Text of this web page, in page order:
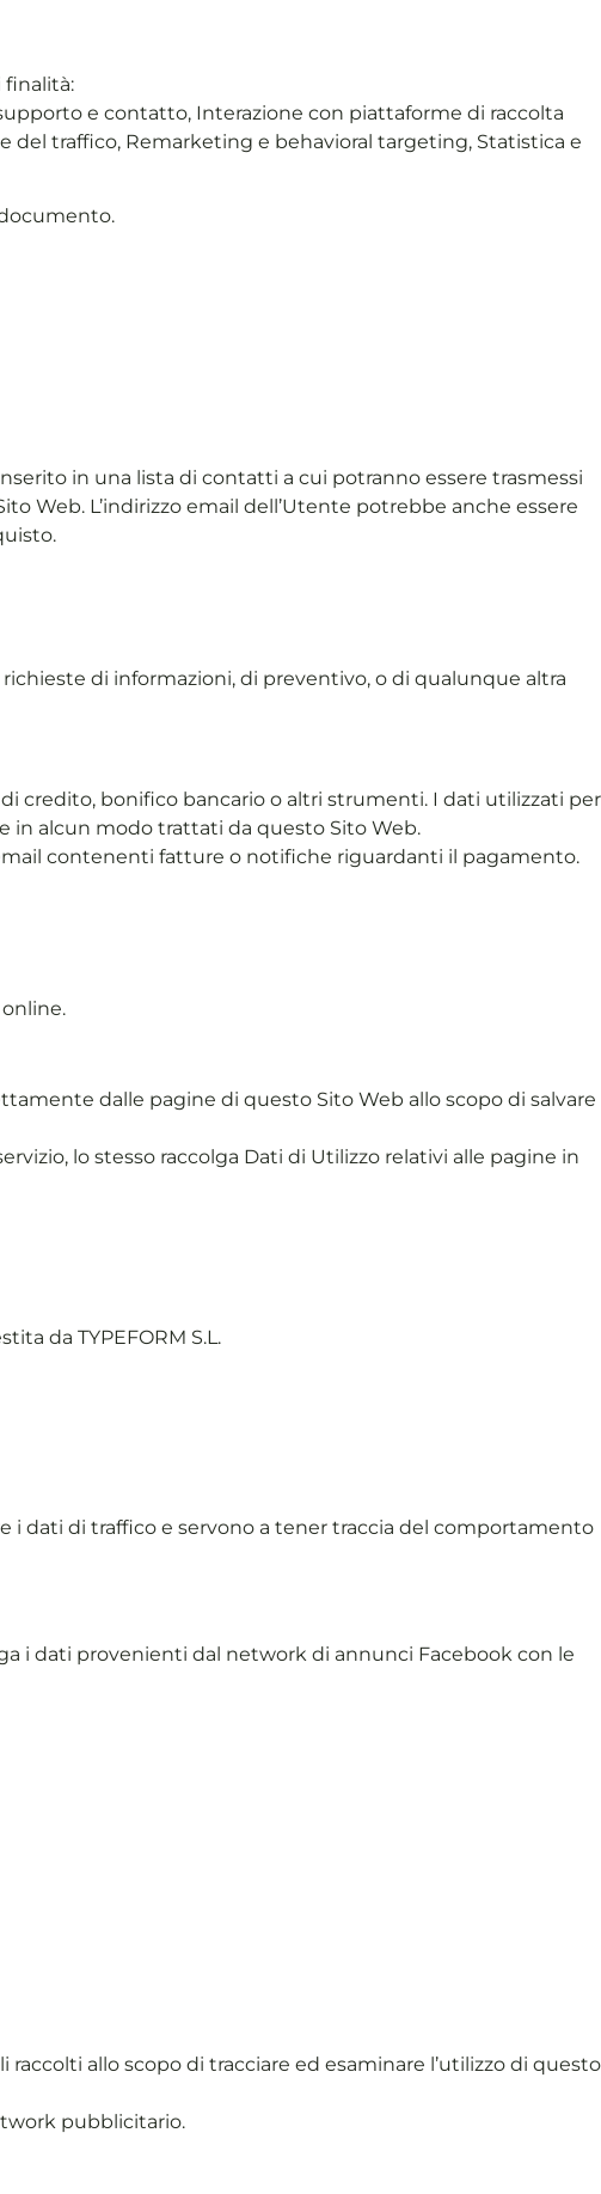
finalità:
e contatto, Interazione con piattaforme di raccolta
traffico, Remarketing e behavioral targeting, Statistica e
in una lista di contatti a cui potranno essere trasmessi
Web. L’indirizzo email dell’Utente potrebbe anche essere
di informazioni, di preventivo, o di qualunque altra
credito, bonifico bancario o altri strumenti. I dati utilizzati per
in alcun modo trattati da questo Sito Web.
contenenti fatture o notifiche riguardanti il pagamento.
dalle pagine di questo Sito Web allo scopo di salvare
lo stesso raccolga Dati di Utilizzo relativi alle pagine in
da TYPEFORM S.L.
i dati di traffico e servono a tener traccia del comportamento
i dati provenienti dal network di annunci Facebook con le
raccolti allo scopo di tracciare ed esaminare l’utilizzo di questo
pubblicitario.